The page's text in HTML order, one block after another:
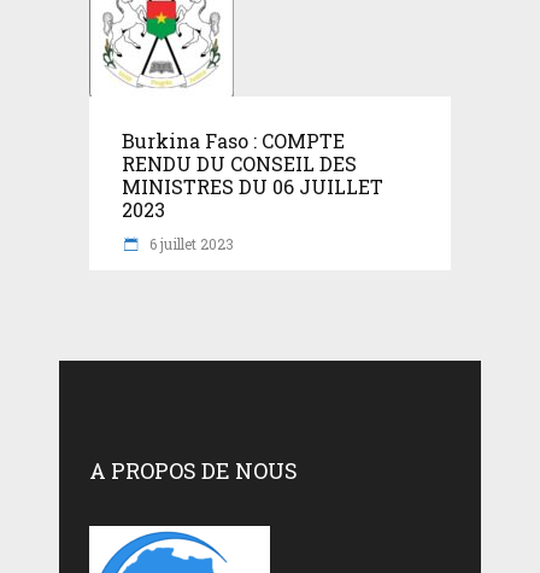
Burkina Faso : COMPTE
RENDU DU CONSEIL DES
MINISTRES DU 06 JUILLET
2023
6 juillet 2023
A PROPOS DE NOUS